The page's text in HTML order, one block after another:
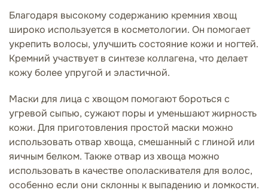
Благодаря высокому содержанию кремния хвощ
широко используется в косметологии. Он помогает
укрепить волосы, улучшить состояние кожи и ногтей.
Кремний участвует в синтезе коллагена, что делает
кожу более упругой и эластичной.
Маски для лица с хвощом помогают бороться с
угревой сыпью, сужают поры и уменьшают жирность
кожи. Для приготовления простой маски можно
использовать отвар хвоща, смешанный с глиной или
яичным белком. Также отвар из хвоща можно
использовать в качестве ополаскивателя для волос,
особенно если они склонны к выпадению и ломкости.